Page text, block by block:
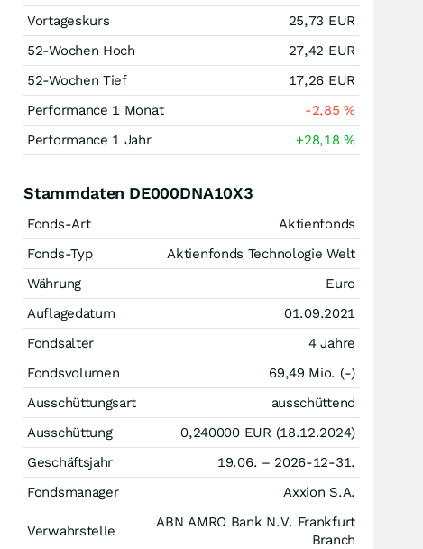
Vortageskurs
25,73 EUR
52-Wochen Hoch
27,42 EUR
52-Wochen Tief
17,26 EUR
Performance 1 Monat
-2,85%
Performance 1 Jahr
+28,18%
Stammdaten DE000DNA10X3
Fonds-Art
Aktienfonds
Fonds-Typ
Aktienfonds Technologie Welt
Währung
Euro
Auflagedatum
01.09.2021
Fondsalter
4 Jahre
Fondsvolumen
69,49 Mio. (-)
Ausschüttungsart
ausschüttend
Ausschüttung
0,240000 EUR (18.12.2024)
Geschäftsjahr
19.06. – 2026-12-31.
Fondsmanager
Axxion S.A.
Verwahrstelle
ABN AMRO Bank N.V. Frankfurt
Branch